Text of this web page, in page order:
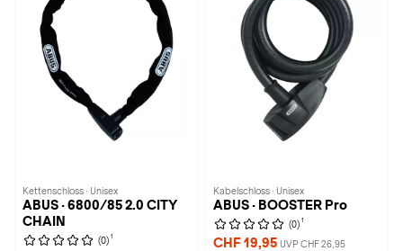
Kettenschloss · Unisex
ABUS · 6800/85 2.0 CITY
CHAIN
(0) 1
Kabelschloss · Unisex
ABUS · BOOSTER Pro
(0) 1
CHF 19,95 UVP CHF 26,95